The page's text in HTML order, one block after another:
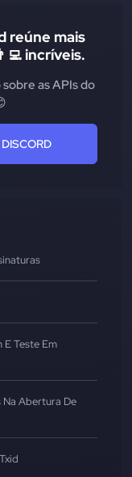
reúne mais
incríveis.
as APIs do
E Teste Em
Na Abertura De